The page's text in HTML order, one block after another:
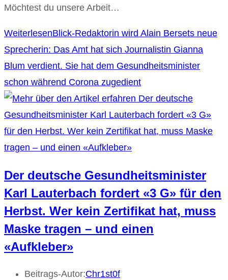
Möchtest du unsere Arbeit…
WeiterlesenBlick-Redaktorin wird Alain Bersets neue
Sprecherin: Das Amt hat sich Journalistin Gianna
Blum verdient. Sie hat dem Gesundheitsminister
schon während Corona zugedient
Der deutsche Gesundheitsminister
Karl Lauterbach fordert «3 G» für den
Herbst. Wer kein Zertifikat hat, muss
Maske tragen – und einen
«Aufkleber»
Beitrags-Autor:Chr1st0f